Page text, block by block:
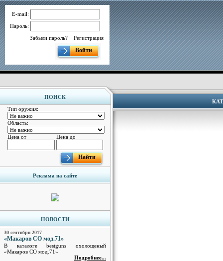
E-mail:
Пароль:
Забыли пароль?
Регистрация
Войти
ПОИСК
Тип оружия:
Область:
Цена от Цена до
Найти
Реклама на сайте
НОВОСТИ
30 сентября 2017
«Макаров СО мод.71»
В каталоге bestguns охолощеный
«Макаров СО мод.71»
Подробнее...